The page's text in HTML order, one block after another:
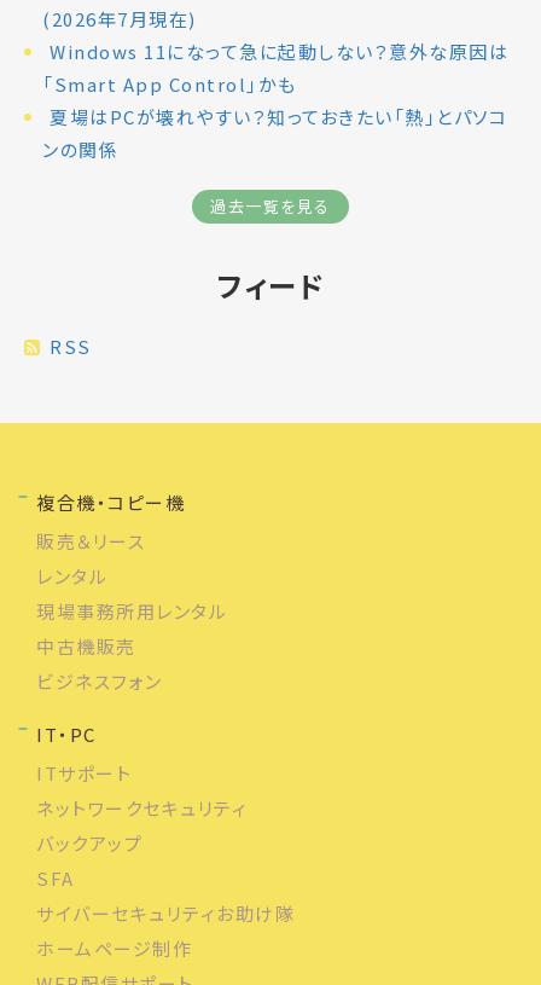
(2026年7月現在)
Windows 11になって急に起動しない？意外な原因は
「Smart App Control」かも
夏場はPCが壊れやすい？知っておきたい「熱」とパソコ
ンの関係
過去一覧を見る
フィード
RSS
複合機・コピー機
販売＆リース
レンタル
現場事務所用レンタル
中古機販売
ビジネスフォン
IT・PC
ITサポート
ネットワークセキュリティ
バックアップ
SFA
サイバーセキュリティお助け隊
ホームページ制作